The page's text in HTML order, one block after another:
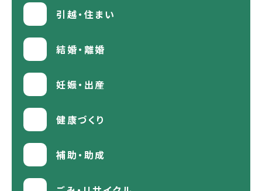
引越・住まい
結婚・離婚
妊娠・出産
健康づくり
補助・助成